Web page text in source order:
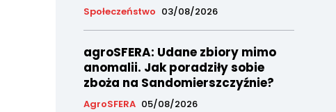
Społeczeństwo 03/08/2026
agroSFERA: Udane zbiory mimo
anomalii. Jak poradziły sobie
zboża na Sandomierszczyźnie?
AgroSFERA 05/08/2026